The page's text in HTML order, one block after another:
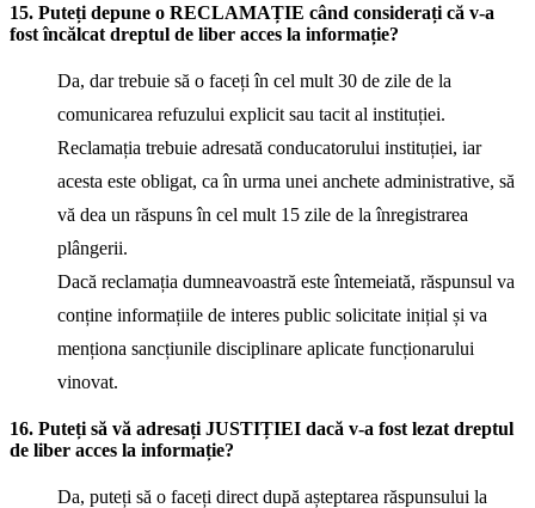
15. Puteți depune o RECLAMAȚIE când considerați că v-a
fost încălcat dreptul de liber acces la informație?
Da, dar trebuie să o faceți în cel mult 30 de zile de la
comunicarea refuzului explicit sau tacit al instituției.
Reclamația trebuie adresată conducatorului instituției, iar
acesta este obligat, ca în urma unei anchete administrative, să
vă dea un răspuns în cel mult 15 zile de la înregistrarea
plângerii.
Dacă reclamația dumneavoastră este întemeiată, răspunsul va
conține informațiile de interes public solicitate inițial și va
menționa sancțiunile disciplinare aplicate funcționarului
vinovat.
16. Puteți să vă adresați JUSTIȚIEI dacă v-a fost lezat dreptul
de liber acces la informație?
Da, puteți să o faceți direct după așteptarea răspunsului la